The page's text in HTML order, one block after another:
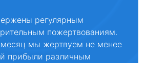
регулярным
пожертвованиям.
мы жертвуем не менее
прибыли различным